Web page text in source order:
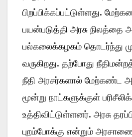
பிறப்பிக்கப்பட்டுள்ளது.
பயன்படுத்தி அரசு நிலத்தை
பல்கலைக்கழகம் தொடர்ந்து
வருகிறது. தற்போது
நீதி அரசர்களால் மேற்கண்ட
மூன்று நாட்களுக்குள்
உத்திவிட்டுள்ளனர். அரசு
புறம்போக்கு என்றும்